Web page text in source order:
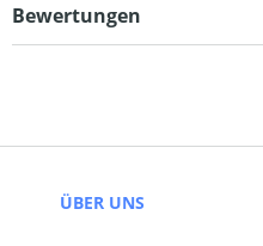
Bewertungen
ÜBER UNS